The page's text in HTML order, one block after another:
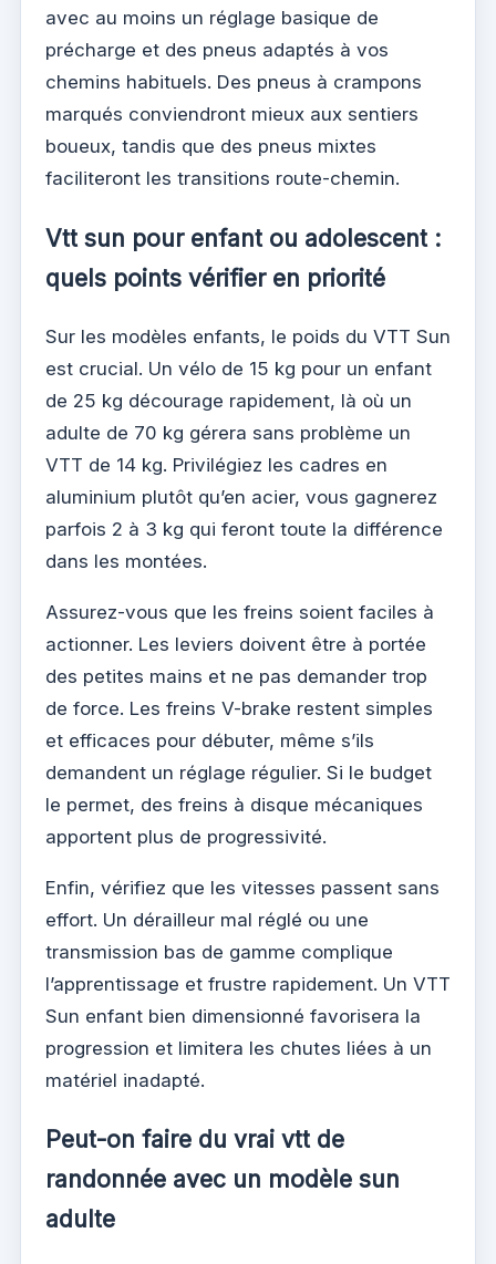
avec au moins un réglage basique de
précharge et des pneus adaptés à vos
chemins habituels. Des pneus à crampons
marqués conviendront mieux aux sentiers
boueux, tandis que des pneus mixtes
faciliteront les transitions route-chemin.
Vtt sun pour enfant ou adolescent :
quels points vérifier en priorité
Sur les modèles enfants, le poids du VTT Sun
est crucial. Un vélo de 15 kg pour un enfant
de 25 kg décourage rapidement, là où un
adulte de 70 kg gérera sans problème un
VTT de 14 kg. Privilégiez les cadres en
aluminium plutôt qu’en acier, vous gagnerez
parfois 2 à 3 kg qui feront toute la différence
dans les montées.
Assurez-vous que les freins soient faciles à
actionner. Les leviers doivent être à portée
des petites mains et ne pas demander trop
de force. Les freins V-brake restent simples
et efficaces pour débuter, même s’ils
demandent un réglage régulier. Si le budget
le permet, des freins à disque mécaniques
apportent plus de progressivité.
Enfin, vérifiez que les vitesses passent sans
effort. Un dérailleur mal réglé ou une
transmission bas de gamme complique
l’apprentissage et frustre rapidement. Un VTT
Sun enfant bien dimensionné favorisera la
progression et limitera les chutes liées à un
matériel inadapté.
Peut-on faire du vrai vtt de
randonnée avec un modèle sun
adulte